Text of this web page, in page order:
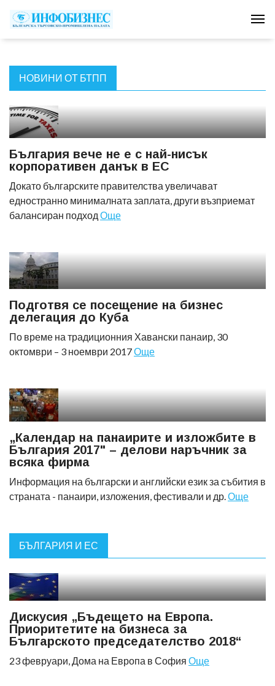
НОВИНИ ОТ БТПП
България вече не е с най-нисък
корпоративен данък в ЕС
Докато българските правителства увеличават
едностранно минималната заплата, други възприемат
балансиран подход Още
Подготвя се посещение на бизнес
делегация до Куба
По време на традиционния Хавански панаир, 30
октомври – 3 ноември 2017Още
„Календар на панаирите и изложбите в
България 2017" – делови наръчник за
всяка фирма
Информация на български и английски език за събития в
страната - панаири, изложения, фестивали и др.Още
БЪЛГАРИЯ И ЕС
Дискусия „Бъдещето на Европа.
Приоритетите на бизнеса за
Българското председателство 2018“
23 февруари, Дома на Европа в София Още